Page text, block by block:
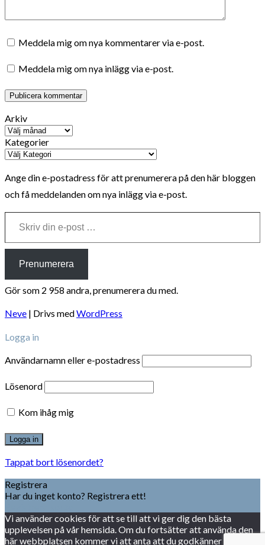
Meddela mig om nya kommentarer via e-post.
Meddela mig om nya inlägg via e-post.
Arkiv
Kategorier
Ange din e-postadress för att prenumerera på den här bloggen
och få meddelanden om nya inlägg via e-post.
Skriv din e-post …
Prenumerera
Gör som 2 958 andra, prenumerera du med.
Neve | Drivs medWordPress
Logga in
Användarnamn eller e-postadress
Lösenord
Kom ihåg mig
Tappat bort lösenordet?
Registrera
Har du inget konto? Registrera ett!
Vi använder cookies för att se till att vi ger dig den bästa
upplevelsen på vår hemsida. Om du fortsätter att använda den
här webbplatsen kommer vi att anta att du godkänner detta.